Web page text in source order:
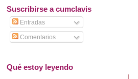
Suscribirse a cumclavis
Entradas
Comentarios
Qué estoy leyendo